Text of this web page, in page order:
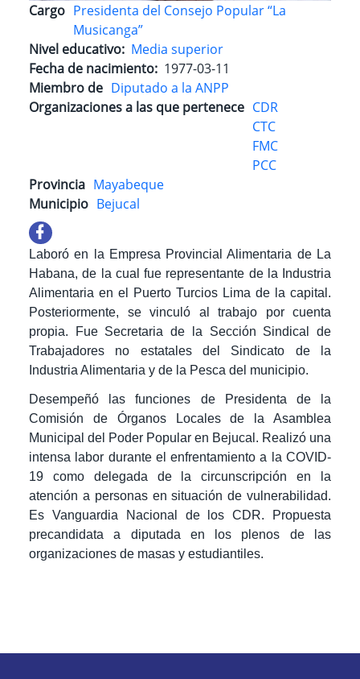
Cargo Presidenta del Consejo Popular “La
Musicanga”
Nivel educativo Media superior
Fecha de nacimiento 1977-03-11
Miembro de Diputado a la ANPP
Organizaciones a las que pertenece CDR
CTC
FMC
PCC
Provincia Mayabeque
Municipio Bejucal
Laboró en la Empresa Provincial Alimentaria de La
Habana, de la cual fue representante de la Industria
Alimentaria en el Puerto Turcios Lima de la capital.
Posteriormente, se vinculó al trabajo por cuenta
propia. Fue Secretaria de la Sección Sindical de
Trabajadores no estatales del Sindicato de la
Industria Alimentaria y de la Pesca del municipio.
Desempeñó las funciones de Presidenta de la
Comisión de Órganos Locales de la Asamblea
Municipal del Poder Popular en Bejucal. Realizó una
intensa labor durante el enfrentamiento a la COVID-
19 como delegada de la circunscripción en la
atención a personas en situación de vulnerabilidad.
Es Vanguardia Nacional de los CDR. Propuesta
precandidata a diputada en los plenos de las
organizaciones de masas y estudiantiles.